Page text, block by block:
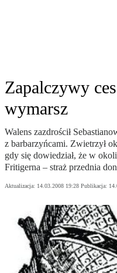
Zapalczywy
wymarsz
Walens zazdrościł
z barbarzyńcami. Zwietrzył
gdy się dowiedział, że w
Fritigerna – straż przednia
Aktualizacja: 14.03.2008 19:28 Publikacja: